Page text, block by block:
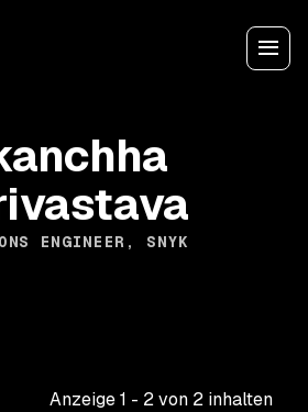
ENGINEER, SNYK
Anzeige1 - 2von 2 inhalten